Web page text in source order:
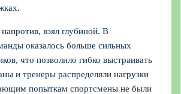
взял глубиной. В
оказалось больше сильных
что позволило гибко выстраивать
и тренеры распределяли нагрузки
попыткам спортсмены не были